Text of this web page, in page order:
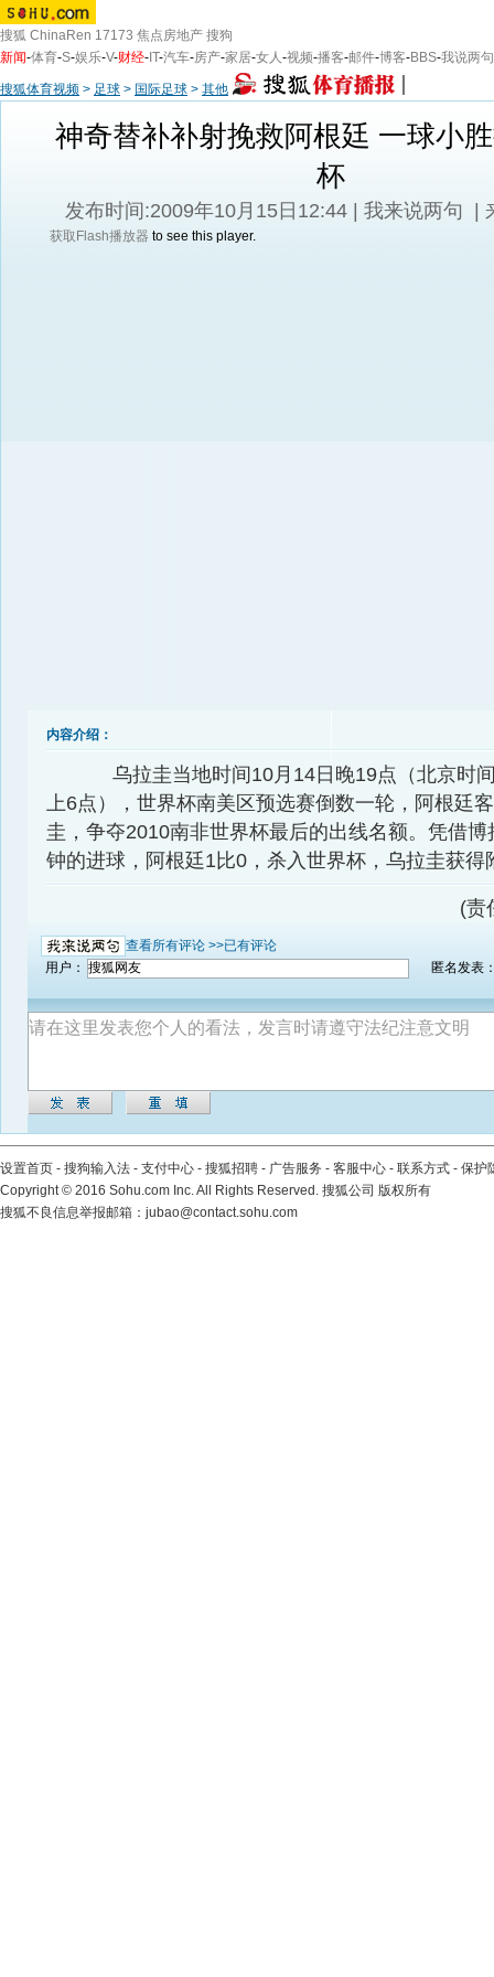
搜狐 ChinaRen 17173 焦点房地产 搜狗
新闻-体育-S-娱乐-V-财经- IT-汽车-房产-家居-女人-视频-播客-邮件-博客-BBS-我说两句
搜狐体育视频 > 足球 > 国际足球 > 其他
神奇替补补射挽救阿根廷 一球小
杯
发布时间:2009年10月15日12:44 | 我来说两句 |
获取Flash播放器 to see this player.
内容介绍：
乌拉圭当地时间10月14日晚19点（北京时
上6点），世界杯南美区预选赛倒数一轮，阿根廷
圭，争夺2010南非世界杯最后的出线名额。凭借博
钟的进球，阿根廷1比0，杀入世界杯，乌拉圭获得
(责
查看所有评论 >>已有评论
用户：
匿名发表
设置首页 - 搜狗输入法 - 支付中心 - 搜狐招聘 - 广告服务 - 客服中心 - 联系方式 - 保护
Copyright© 2016 Sohu.com Inc. All Rights Reserved. 搜狐公司 版权所有
搜狐不良信息举报邮箱： jubao@contact.sohu.com